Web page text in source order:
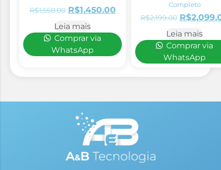
R$1,550.00 R$1,450.00
Leia mais
Comprar via
WhatsApp
Completo
R$2,199.00 R$
Leia mais
Comprar via
WhatsApp